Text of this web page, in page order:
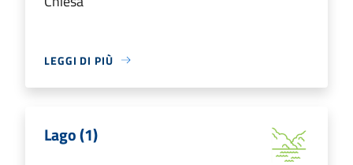
LEGGI DI PIÙ
Lago (1)